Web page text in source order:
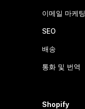
이메일 마케팅
SEO
배송
통화 및 번역
Shopify